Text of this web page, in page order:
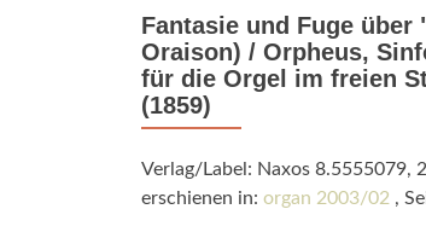
Fantasie und Fuge
Oraison) / Orpheus,
für die Orgel im freien
(1859)
Verlag/Label: Naxos 8.5555079,
erschienen in: organ 2003/02 ,